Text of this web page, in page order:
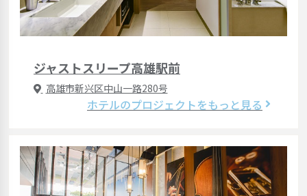
ジャストスリープ高雄駅前
高雄市新兴区中山一路280号
ホテルのプロジェクトをもっと見る